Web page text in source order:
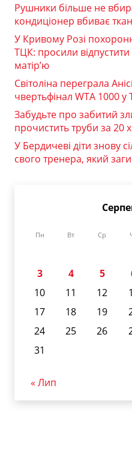
Рушники більше не
кондиціонер вбиває
У Кривому Розі
ТЦК: просили
матір’ю
Світоліна переграла
чвертьфінал WTA 1000 у
Забудьте про забитий
прочистить труби за 20
У Бердичеві діти знову
свого тренера, який
Пн Вт Ср
3
4 5
10
11 12
17
18 19
24
25 26
31
« Лип